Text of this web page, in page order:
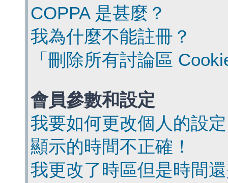
COPPA 是甚麼？
我為什麼不能註冊？
「刪除所有討論區
會員參數和設定
我要如何更改個人的設
顯示的時間不正確！
我更改了時區但是時間